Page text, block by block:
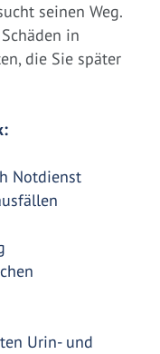
seinen Weg.
in
die Sie später
Notdienst
Urin- und